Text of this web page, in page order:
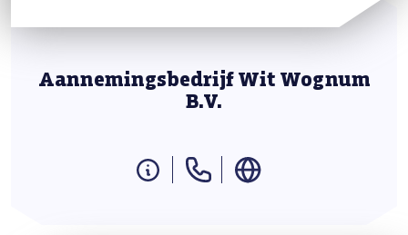
Aannemingsbedrijf Wit Wognum
B.V.